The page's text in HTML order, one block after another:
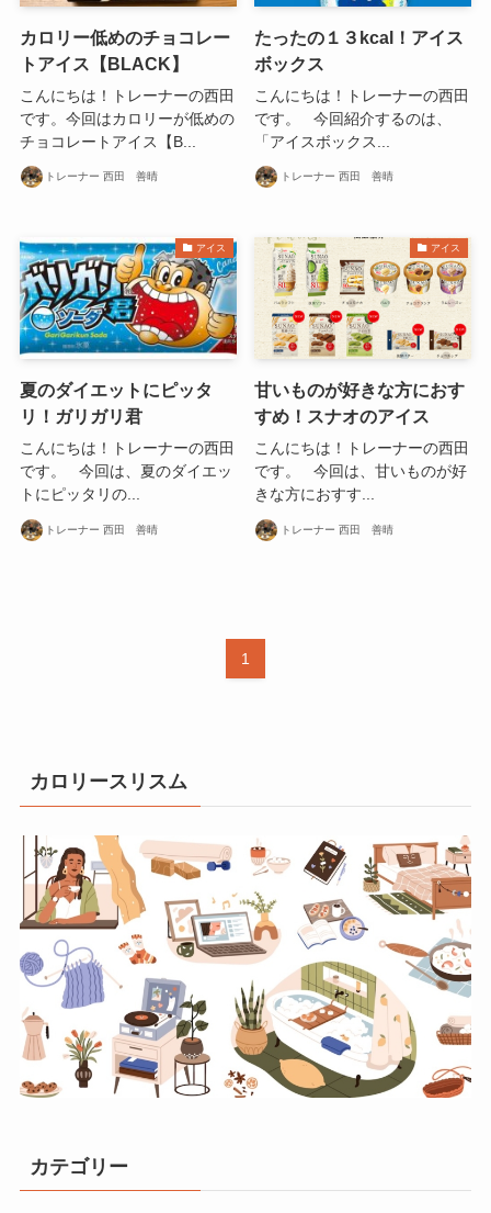
カロリー低めのチョコレー
トアイス【BLACK】
こんにちは！トレーナーの西田
です。今回はカロリーが低めの
チョコレートアイス【B...
トレーナー 西田 善晴
たったの１３kcal！アイス
ボックス
こんにちは！トレーナーの西田
です。 今回紹介するのは、
「アイスボックス...
トレーナー 西田 善晴
アイス
夏のダイエットにピッタ
リ！ガリガリ君
こんにちは！トレーナーの西田
です。 今回は、夏のダイエッ
トにピッタリの...
トレーナー 西田 善晴
アイス
甘いものが好きな方におす
すめ！スナオのアイス
こんにちは！トレーナーの西田
です。 今回は、甘いものが好
きな方におすす...
トレーナー 西田 善晴
1
カロリースリスム
カテゴリー